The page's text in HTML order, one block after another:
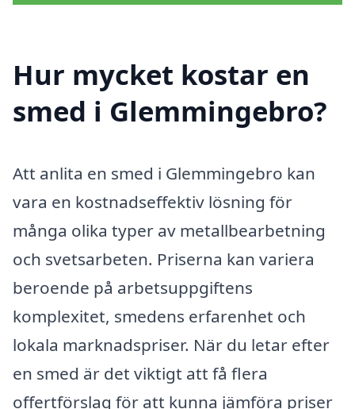
Hur mycket kostar en
smed i Glemmingebro?
Att anlita en smed i Glemmingebro kan
vara en kostnadseffektiv lösning för
många olika typer av metallbearbetning
och svetsarbeten. Priserna kan variera
beroende på arbetsuppgiftens
komplexitet, smedens erfarenhet och
lokala marknadspriser. När du letar efter
en smed är det viktigt att få flera
offertförslag för att kunna jämföra priser